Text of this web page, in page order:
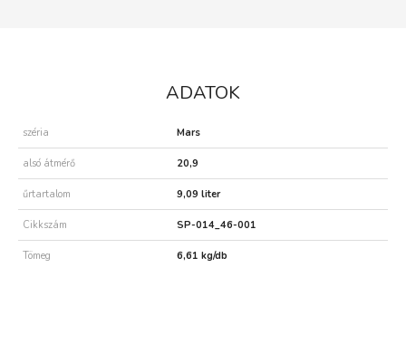
ADATOK
széria Mars
alsó átmérő 20,9
űrtartalom 9,09 liter
Cikkszám SP-014_46-001
Tömeg 6,61 kg/db